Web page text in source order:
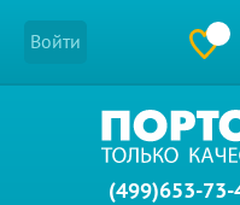
Войти
(499)653-73-